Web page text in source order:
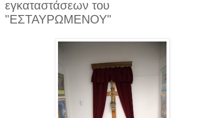
εγκαταστάσεων του
"ΕΣΤΑΥΡΩΜΕΝΟΥ"